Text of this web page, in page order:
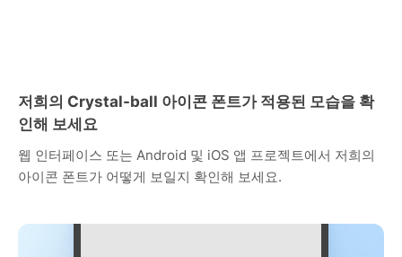
저희의 Crystal-ball 아이콘 폰트가 적용된 모습을 확
인해 보세요
웹 인터페이스 또는 Android 및 iOS 앱 프로젝트에서 저희의
아이콘 폰트가 어떻게 보일지 확인해 보세요.